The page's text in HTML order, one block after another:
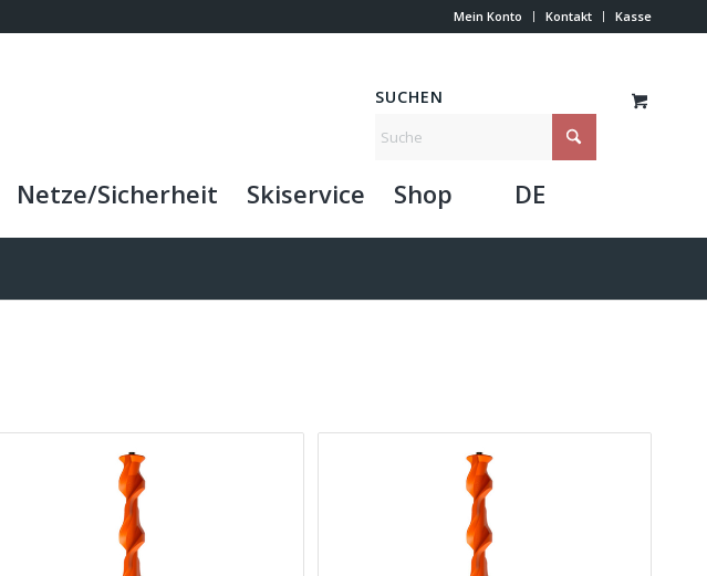
Mein Konto Kontakt Kasse
SUCHEN
Netze/Sicherheit Skiservice Shop DE